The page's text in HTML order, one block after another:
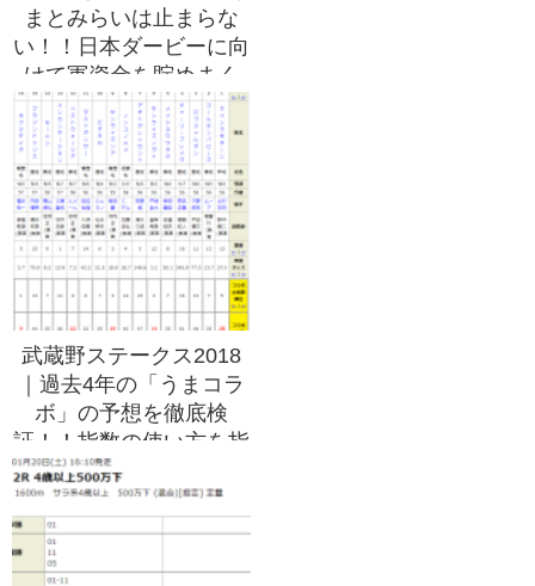
まとみらいは止まらな
い！！日本ダービーに向
けて軍資金を貯めまく
る！！
武蔵野ステークス2018
｜過去4年の「うまコラ
ボ」の予想を徹底検
証！！指数の使い方を指
南！！クレイジーな指数
の使い方も伝授！！